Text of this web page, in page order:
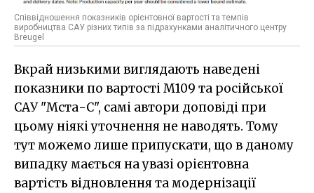
Співвідношення показників орієнтовної вартості та темпів
виробництва САУ різних типів за підрахунками аналітичного центру
Breugel
Вкрай низькими виглядають наведені
показники по вартості M109 та російської
САУ "Мста-С", самі автори доповіді при
цьому ніякі уточнення не наводять. Тому
тут можемо лише припускати, що в даному
випадку мається на увазі орієнтовна
вартість відновлення та модернізації